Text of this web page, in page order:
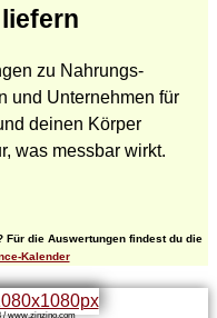
zu Nahrungs­
und Unternehmen für
deinen Körper
was messbar wirkt.
Für die Auswertungen findest du die
Kalender
/ www.zinzino.com